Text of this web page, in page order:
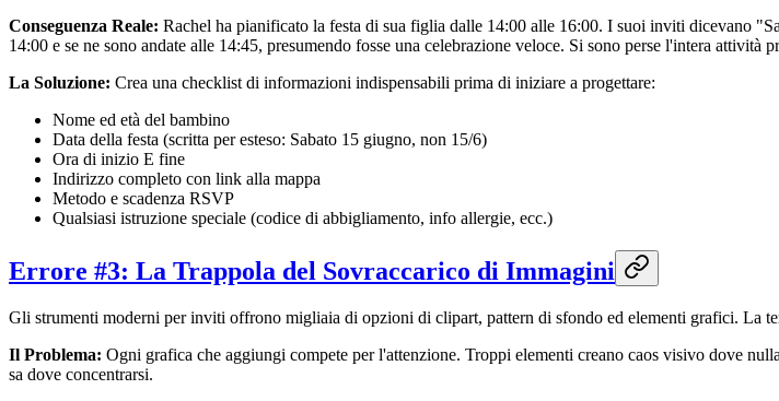
Conseguenza Reale: Rachel ha pianificato la festa di sua figlia dalle 14:00 alle 16:00. I suoi inviti dicevano
14:00 e se ne sono andate alle 14:45, presumendo fosse una celebrazione veloce. Si sono perse l'intera attività
La Soluzione: Crea una checklist di informazioni indispensabili prima di iniziare a progettare:
Nome ed età del bambino
Data della festa (scritta per esteso: Sabato 15 giugno, non 15/6)
Ora di inizio E fine
Indirizzo completo con link alla mappa
Metodo e scadenza RSVP
Qualsiasi istruzione speciale (codice di abbigliamento, info allergie, ecc.)
Errore #3: La Trappola del Sovraccarico di Immagini
Gli strumenti moderni per inviti offrono migliaia di opzioni di clipart, pattern di sfondo ed elementi grafici. La
Il Problema: Ogni grafica che aggiungi compete per l'attenzione. Troppi elementi creano caos visivo dove
sa dove concentrarsi.